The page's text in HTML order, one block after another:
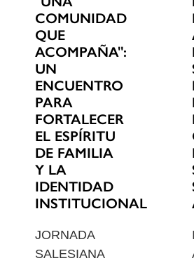
COMUNIDAD
QUE
ACOMPAÑA":
UN
ENCUENTRO
PARA
FORTALECER
EL ESPÍRITU
DE FAMILIA
Y LA
IDENTIDAD
INSTITUCIONAL
JORNADA
SALESIANA